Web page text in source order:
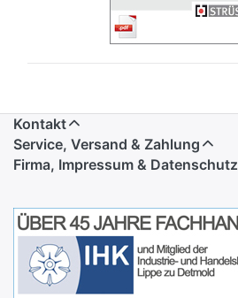
Kontakt
Service, Versand & Zahlung
Firma, Impressum & Datenschutz